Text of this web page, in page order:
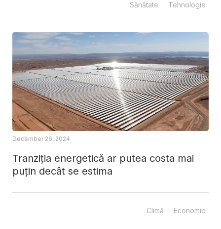
Sănătate Tehnologie
Tranziția energetică ar putea costa mai
puțin decât se estima
December 26, 2024
Climă Economie